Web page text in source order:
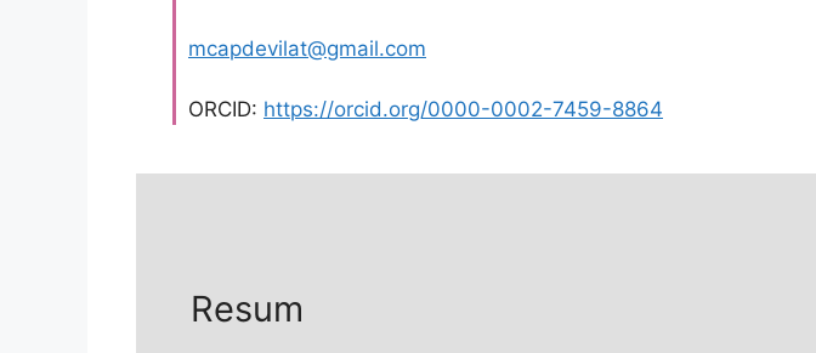
mcapdevilat@gmail.com
ORCID: https://orcid.org/0000-0002-7459-8864
Resum